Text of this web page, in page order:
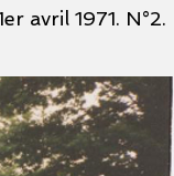
avril 1971. N°2.